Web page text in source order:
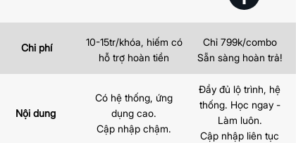
Có hệ thống, ứng
dụng cao.
Cập nhập chậm.
10-15tr/khóa, hiếm có
hỗ trợ hoàn tiền
Đầy đủ lộ trình, hệ
thống. Học ngay -
Làm luôn.
Cập nhập liên tục
Chỉ 799k/combo
Sẵn sàng hoàn trả!
Nội dung
Chi phí